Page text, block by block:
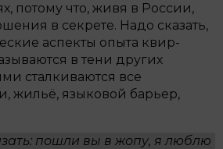
потому что, живя в России,
в секрете. Надо сказать,
аспекты опыта квир-
в тени других
сталкиваются все
жильё, языковой барьер,
пошли вы в жопу, я люблю